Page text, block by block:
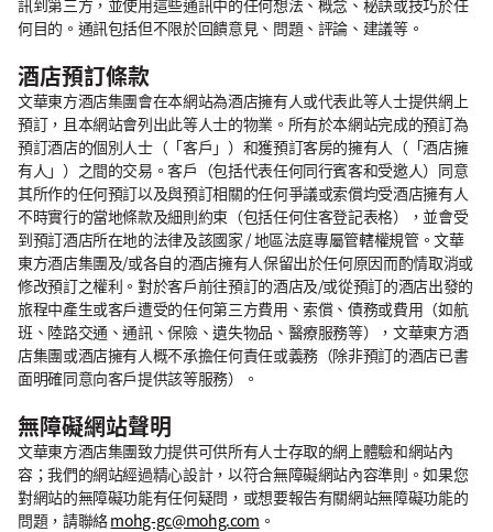
訊到第三方，並使用這些通訊中的任何想法、概念、秘訣或技巧於任
何目的。通訊包括但不限於回饋意見、問題、評論、建議等。
酒店預訂條款
文華東方酒店集團會在本網站為酒店擁有人或代表此等人士提供網上
預訂，且本網站會列出此等人士的物業。所有於本網站完成的預訂為
預訂酒店的個別人士（「客戶」）和獲預訂客房的擁有人（「酒店擁
有人」）之間的交易。客戶（包括代表任何同行賓客和受邀人）同意
其所作的任何預訂以及與預訂相關的任何爭議或索償均受酒店擁有人
不時實行的當地條款及細則約束（包括任何住客登記表格），並會受
到預訂酒店所在地的法律及該國家 / 地區法庭專屬管轄權規管。文華
東方酒店集團及/或各自的酒店擁有人保留出於任何原因而酌情取消或
修改預訂之權利。對於客戶前往預訂的酒店及/或從預訂的酒店出發的
旅程中產生或客戶遭受的任何第三方費用、索償、債務或費用（如航
班、陸路交通、通訊、保險、遺失物品、醫療服務等），文華東方酒
店集團或酒店擁有人概不承擔任何責任或義務（除非預訂的酒店已書
面明確同意向客戶提供該等服務）。
無障礙網站聲明
文華東方酒店集團致力提供可供所有人士存取的網上體驗和網站內
容；我們的網站經過精心設計，以符合無障礙網站內容準則。如果您
對網站的無障礙功能有任何疑問，或想要報告有關網站無障礙功能的
問題，請聯絡mohg-gc@mohg.com 。